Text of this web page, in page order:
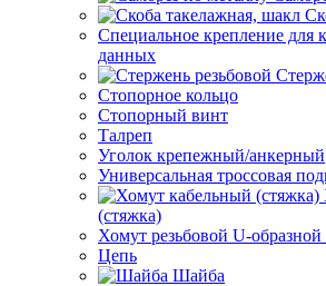
Специальное крепление для
данных
Стопорное кольцо
Стопорный винт
Талреп
Уголок крепежный/анкерный
Универсальная троссовая
(стяжка)
Хомут резьбовой U-
Цепь
Шайба